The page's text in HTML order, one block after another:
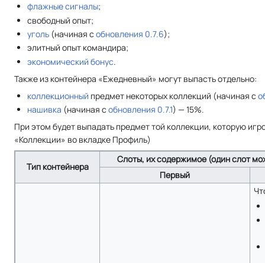
флажные сигналы;
свободный опыт;
уголь (начиная собновления 0.7.6);
элитный опыт командира;
экономический бонус.
Также из контейнера «Ежедневный» могут выпасть отдельно:
коллекционный предмет некоторых коллекций (начиная с
нашивка (начиная собновления 0.7.1) — 15%.
При этом будет выпадать предмет той коллекции, которую
«Коллекции» во вкладке Профиль)
Тип контейнера
Слоты, их содержимое (один слот
Первый